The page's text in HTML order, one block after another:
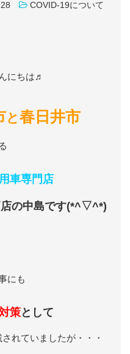
COVID-19について
にちは♬
と春日井市
車専門店
店の中島です(*^▽^*)
にも
策として
れていましたが・・・